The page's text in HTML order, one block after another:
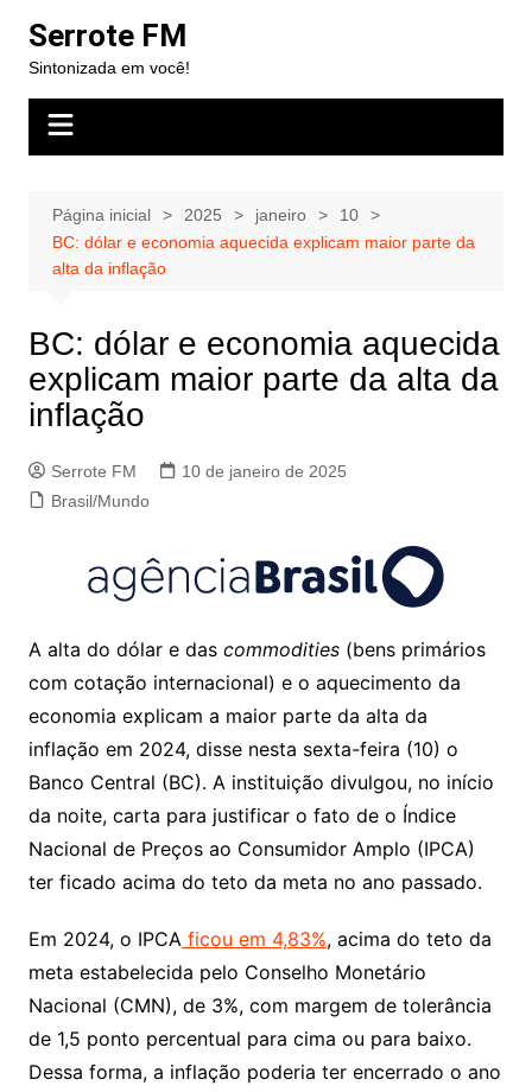
para
conteúdo
Serrote FM
Sintonizada em você!
Página inicial 2025 janeiro
10
BC: dólar e economia aquecida explicam maior parte da
alta da inflação
BC: dólar e economia aquecida
explicam maior parte da alta da
inflação
Serrote FM
10 de janeiro de 2025
Brasil/Mundo
A alta do dólar e das commodities(bens primários
com cotação internacional) e o aquecimento da
economia explicam a maior parte da alta da
inflação em 2024, disse nesta sexta-feira (10) o
Banco Central (BC). A instituição divulgou, no início
da noite, carta para justificar o fato de o Índice
Nacional de Preços ao Consumidor Amplo (IPCA)
ter ficado acima do teto da meta no ano passado.
Em 2024, o IPCAficou em 4,83%, acima do teto da
meta estabelecida pelo Conselho Monetário
Nacional (CMN), de 3%, com margem de tolerância
de 1,5 ponto percentual para cima ou para baixo.
Dessa forma, a inflação poderia ter encerrado o ano